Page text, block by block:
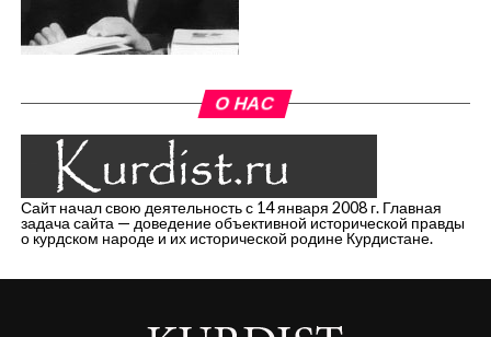
О НАС
Сайт начал свою деятельность с 14 января 2008 г. Главная
задача сайта — доведение объективной исторической правды
о курдском народе и их исторической родине Курдистане.